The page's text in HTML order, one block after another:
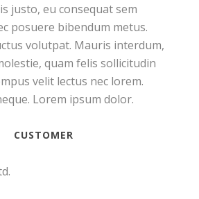
justo, eu consequat sem
posuere bibendum metus.
volutpat. Mauris interdum,
quam felis sollicitudin
velit lectus nec lorem.
Lorem ipsum dolor.
CUSTOMER